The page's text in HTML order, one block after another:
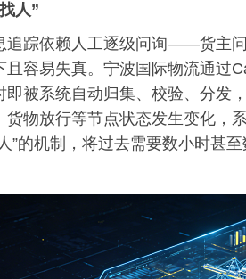
人”
追踪依赖人工逐级问询——货主
且容易失真。宁波国际物流通过
即被系统自动归集、校验、分发
货物放行等节点状态发生变化，
”的机制，将过去需要数小时甚